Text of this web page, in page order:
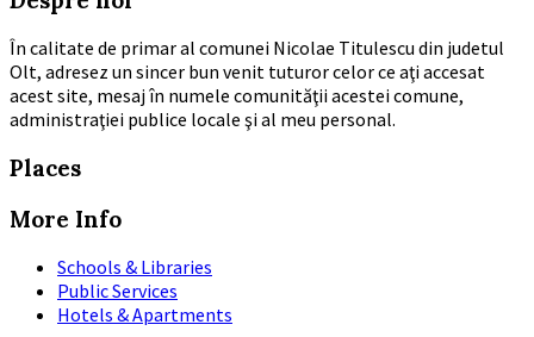
În calitate de primar al comunei Nicolae Titulescu din judetul
Olt, adresez un sincer bun venit tuturor celor ce aţi accesat
acest site, mesaj în numele comunităţii acestei comune,
administraţiei publice locale şi al meu personal.
Places
More Info
Schools & Libraries
Public Services
Hotels & Apartments